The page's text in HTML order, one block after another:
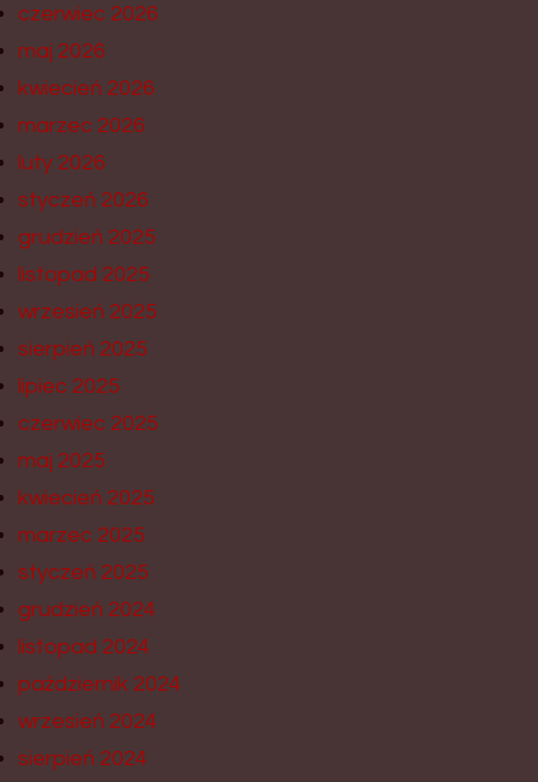
czerwiec 2026
maj 2026
kwiecień 2026
marzec 2026
luty 2026
styczeń 2026
grudzień 2025
listopad 2025
wrzesień 2025
sierpień 2025
lipiec 2025
czerwiec 2025
maj 2025
kwiecień 2025
marzec 2025
styczeń 2025
grudzień 2024
listopad 2024
październik 2024
wrzesień 2024
sierpień 2024